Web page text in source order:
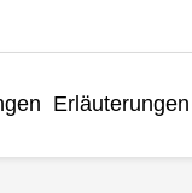
Erläuterungen